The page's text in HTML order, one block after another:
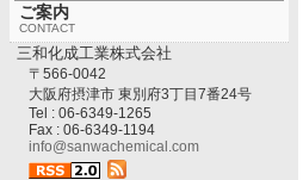
ご案内
CONTACT
三和化成工業株式会社
〒566-0042
大阪府摂津市 東別府3丁目7番24号
Tel : 06-6349-1265
Fax : 06-6349-1194
info@sanwachemical.com